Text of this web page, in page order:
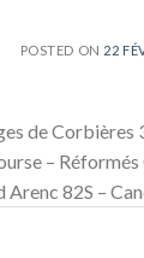
POSTED ON 22
de
–
82S –